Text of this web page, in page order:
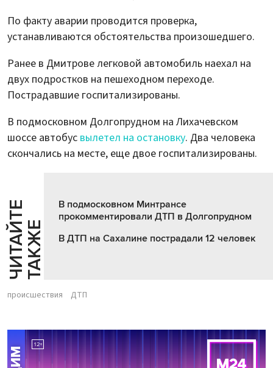
По факту аварии проводится проверка,
устанавливаются обстоятельства произошедшего.
Ранее в Дмитрове легковой автомобиль наехал на
двух подростков на пешеходном переходе.
Пострадавшие госпитализированы.
В подмосковном Долгопрудном на Лихачевском
шоссе автобус вылетел на остановку. Два человека
скончались на месте, еще двое госпитализированы.
Ч
И
Т
АЙ
Т
Е
Т
А
К
ЖЕ
В подмосковном Минтрансе
прокомментировали ДТП в Долгопрудном
В ДТП на Сахалине пострадали 12 человек
происшествия ДТП